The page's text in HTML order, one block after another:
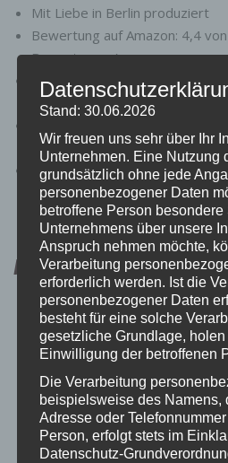
Mit Liebe in Berlin produziert
Bewertung auf Amazon: 4,4
Bewertungen)
Hergestellt in
Menschen mit Handicap
Adventskalenderfüllung
Auch als 3er-Pack erhältlich
Auch interessant:
Stand: 30.06.2026
Wir freuen uns sehr über Ihr
Unternehmen. Eine Nutzung
grundsätzlich ohne jede
personenbezogener Daten
betroffene Person
Unternehmens über unsere
Anspruch nehmen möchte,
Verarbeitung
erforderlich werden. Ist die
personenbezogener Daten
besteht für eine solche
gesetzliche Grundlage,
Einwilligung der betroffenen
Die Verarbeitung
beispielsweise des Namens,
Adresse oder
Person, erfolgt stets im
Datenschutz-